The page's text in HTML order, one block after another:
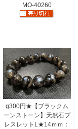
MO-40260
g300円★【ブラックム
ーンストーン】天然石ブ
レスレットL★14ｍｍ：